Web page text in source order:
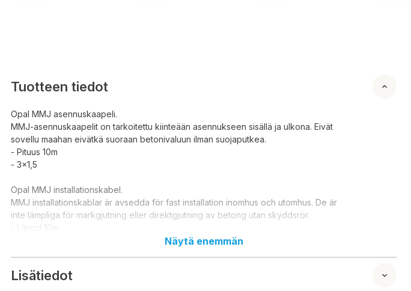
Tuotteen tiedot
Opal MMJ asennuskaapeli.
MMJ-asennuskaapelit on tarkoitettu kiinteään asennukseen sisällä ja ulkona. Eivät
sovellu maahan eivätkä suoraan betonivaluun ilman suojaputkea.
- Pituus 10m
- 3x1,5
Opal MMJ installationskabel.
MMJ installationskablar är avsedda för fast installation inomhus och utomhus. De är
inte lämpliga för markgjutning eller direktgjutning av betong utan skyddsrör.
- Längd 10m
Näytä enemmän
Lisätiedot